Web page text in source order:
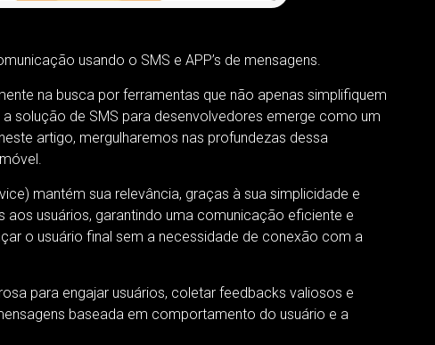
usando o SMS e APP’s de mensagens.
na busca por ferramentas que não apenas simplifiquem
solução de SMS para desenvolvedores emerge como um
artigo, mergulharemos nas profundezas dessa
mantém sua relevância, graças à sua simplicidade e
usuários, garantindo uma comunicação eficiente e
o usuário final sem a necessidade de conexão com a
para engajar usuários, coletar feedbacks valiosos e
baseada em comportamento do usuário e a